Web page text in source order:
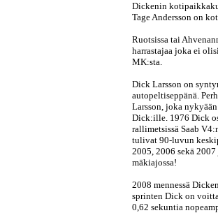
Dickenin
Tage Andersson on
Ruotsissa tai
harrastajaa joka ei
MK:sta.
Dick Larsson on
autopeltiseppänä.
Larsson, joka
Dick:ille. 1976 Dick
rallimetsissä Saab
tulivat 90-luvun
2005, 2006 sekä
mäkiajossa!
2008 mennessä
sprinten Dick on
0,62 sekuntia